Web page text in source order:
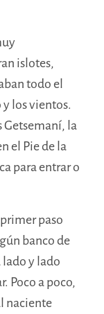
islotes,
todo el
los vientos.
Getsemaní, la
el Pie de la
para entrar o
paso
banco de
lado y lado
Poco a poco,
naciente